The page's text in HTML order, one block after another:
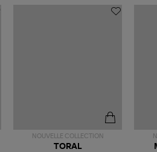
NOUVELLE COLLECTION
TORAL